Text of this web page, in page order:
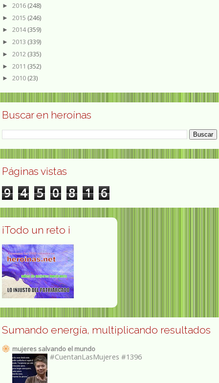
► 2016 (248)
► 2015 (246)
► 2014(359)
► 2013 (339)
► 2012 (335)
► 2011 (352)
► 2010 (23)
Buscar en heroínas
Páginas vistas
9 4 5 0 8 1 6
¡Todo un reto ¡
Sumando energía, multiplicando resultados
mujeres salvando el mundo
#CuentanLasMujeres #1396